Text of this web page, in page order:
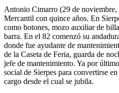
Antonio Cimarro (29 de
Mercantil con quince años. En
como botones, mozo auxiliar de
barra. En el 82 comenzó su
donde fue ayudante de
de la Caseta de Feria, guarda de
jefe de mantenimiento. Ya por
social de Sierpes para convertirse
cargo desde el cual se jubila.